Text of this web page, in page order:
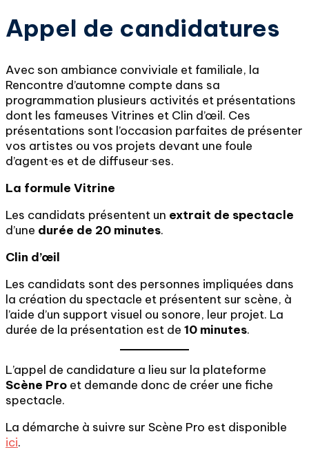
Appel de candidatures
Avec son ambiance conviviale et familiale, la
Rencontre d’automne compte dans sa
programmation plusieurs activités et présentations
dont les fameuses Vitrines et Clin d’œil. Ces
présentations sont l’occasion parfaites de présenter
vos artistes ou vos projets devant une foule
d’agent·es et de diffuseur·ses.
La formule Vitrine
Les candidats présentent un extrait de spectacle
d’une durée de 20 minutes.
Clin d’œil
Les candidats sont des personnes impliquées dans
la création du spectacle et présentent sur scène, à
l’aide d’un support visuel ou sonore, leur projet. La
durée de la présentation est de 10 minutes.
L’appel de candidature a lieu sur la plateforme
Scène Pro et demande donc de créer une fiche
spectacle.
La démarche à suivre sur Scène Pro est disponible
ici.